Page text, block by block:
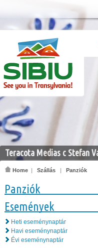
Teracota Medias c Stefan
Home | Szállás | Panziók
Panziók
Események
Heti eseménynaptár
Havi eseménynaptár
Évi eseménynaptár